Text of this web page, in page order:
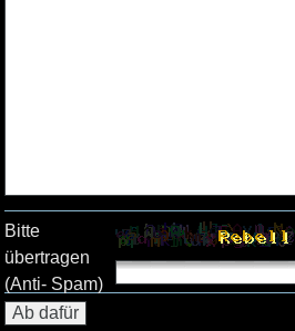
Bitte
übertragen
(Anti- Spam)